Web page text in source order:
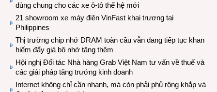
dùng chung cho các xe ô-tô thế hệ mới
21 showroom xe máy điện VinFast khai trương tại
Philippines
Thị trường chip nhớ DRAM toàn cầu vẫn đang tiếp tục khan
hiếm đẩy giá bộ nhớ tăng thêm
Hội nghị Đối tác Nhà hàng Grab Việt Nam tư vấn về thuế và
các giải pháp tăng trưởng kinh doanh
Internet không chỉ cần nhanh, mà còn phải phủ rộng khắp và